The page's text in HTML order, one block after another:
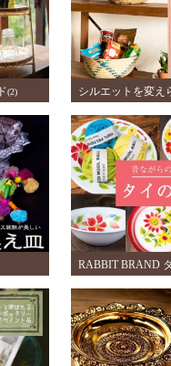
(2)
シルエットを変え
RABBIT BRAND